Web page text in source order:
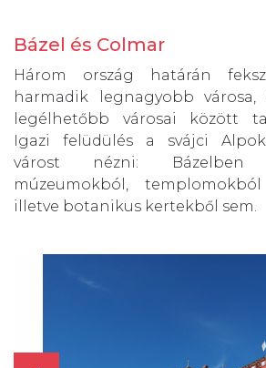
Bázel és Colmar
Három ország határán
harmadik legnagyobb
legélhetőbb városai között
Igazi felüdülés a svájci
várost nézni:
múzeumokból,
illetve botanikus kertekből sem.